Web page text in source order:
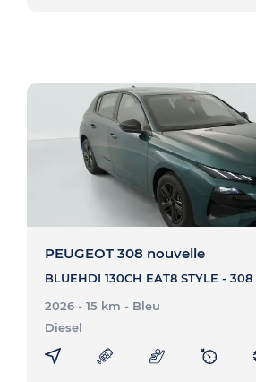
PEUGEOT 308 nouvelle
2026 - 15 km - Bleu
Diesel